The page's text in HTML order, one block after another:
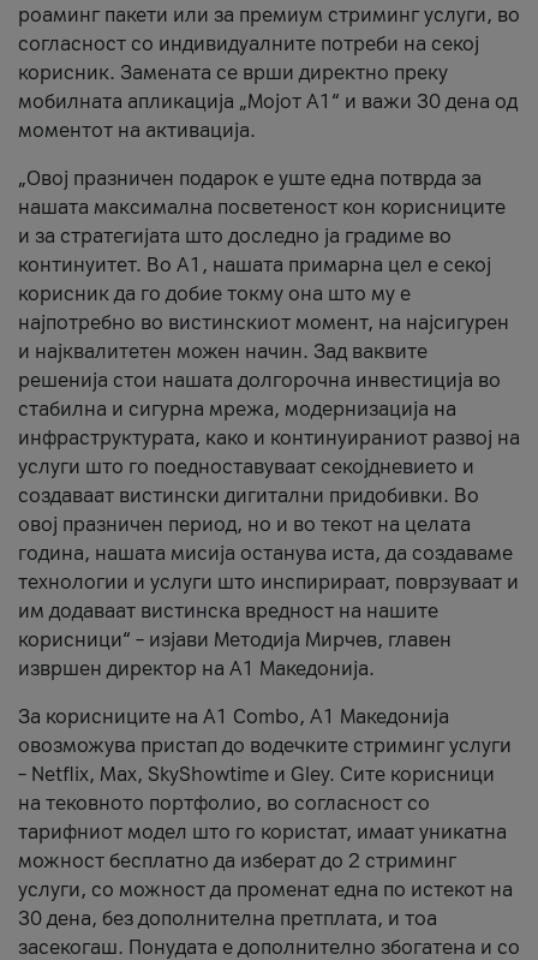
роаминг пакети или за премиум стриминг услуги, во
согласност со индивидуалните потреби на секој
корисник. Замената се врши директно преку
мобилната апликација „Мојот А1“ и важи 30 дена од
моментот на активација.
„Овој празничен подарок е уште една потврда за
нашата максимална посветеност кон корисниците
и за стратегијата што доследно ја градиме во
континуитет. Во А1, нашата примарна цел е секој
корисник да го добие токму она што му е
најпотребно во вистинскиот момент, на најсигурен
и најквалитетен можен начин. Зад ваквите
решенија стои нашата долгорочна инвестиција во
стабилна и сигурна мрежа, модернизација на
инфраструктурата, како и континуираниот развој на
услуги што го поедноставуваат секојдневието и
создаваат вистински дигитални придобивки. Во
овој празничен период, но и во текот на целата
година, нашата мисија останува иста, да создаваме
технологии и услуги што инспирираат, поврзуваат и
им додаваат вистинска вредност на нашите
корисници“ – изјави Методија Мирчев, главен
извршен директор на А1 Македонија.
За корисниците на A1 Combo, А1 Македонија
овозможува пристап до водечките стриминг услуги
– Netflix, Max, SkyShowtime и Gley. Сите корисници
на тековното портфолио, во согласност со
тарифниот модел што го користат, имаат уникатна
можност бесплатно да изберат до 2 стриминг
услуги, со можност да променат една по истекот на
30 дена, без дополнителна претплата, и тоа
засекогаш. Понудата е дополнително збогатена и со